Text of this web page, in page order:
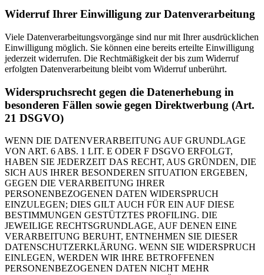
Widerruf Ihrer Einwilligung zur Datenverarbeitung
Viele Datenverarbeitungsvorgänge sind nur mit Ihrer ausdrücklichen
Einwilligung möglich. Sie können eine bereits erteilte Einwilligung
jederzeit widerrufen. Die Rechtmäßigkeit der bis zum Widerruf
erfolgten Datenverarbeitung bleibt vom Widerruf unberührt.
Widerspruchsrecht gegen die Datenerhebung in
besonderen Fällen sowie gegen Direktwerbung (Art.
21 DSGVO)
WENN DIE DATENVERARBEITUNG AUF GRUNDLAGE
VON ART. 6 ABS. 1 LIT. E ODER F DSGVO ERFOLGT,
HABEN SIE JEDERZEIT DAS RECHT, AUS GRÜNDEN, DIE
SICH AUS IHRER BESONDEREN SITUATION ERGEBEN,
GEGEN DIE VERARBEITUNG IHRER
PERSONENBEZOGENEN DATEN WIDERSPRUCH
EINZULEGEN; DIES GILT AUCH FÜR EIN AUF DIESE
BESTIMMUNGEN GESTÜTZTES PROFILING. DIE
JEWEILIGE RECHTSGRUNDLAGE, AUF DENEN EINE
VERARBEITUNG BERUHT, ENTNEHMEN SIE DIESER
DATENSCHUTZERKLÄRUNG. WENN SIE WIDERSPRUCH
EINLEGEN, WERDEN WIR IHRE BETROFFENEN
PERSONENBEZOGENEN DATEN NICHT MEHR